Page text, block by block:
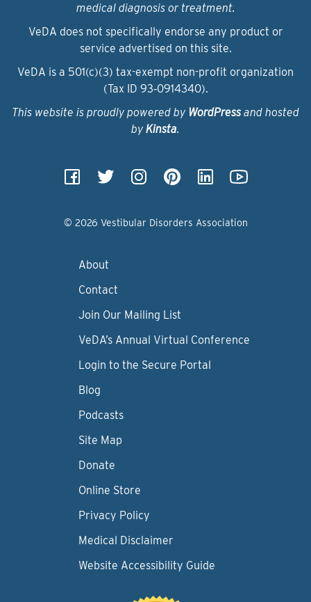
medical diagnosis or treatment.
VeDA does not specifically endorse any product or
service advertised on this site.
VeDA is a 501(c)(3) tax-exempt non-profit organization
(Tax ID 93‑0914340).
This website is proudly powered by WordPressand hosted
by Kinsta.
© 2026 Vestibular Disorders Association
About
Contact
Join Our Mailing List
VeDA’s Annual Virtual Conference
Login to the Secure Portal
Blog
Podcasts
Site Map
Donate
Online Store
Privacy Policy
Medical Disclaimer
Website Accessibility Guide